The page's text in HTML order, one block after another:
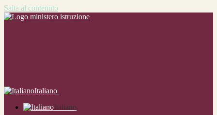
Salta al contenuto
Italiano
Italiano